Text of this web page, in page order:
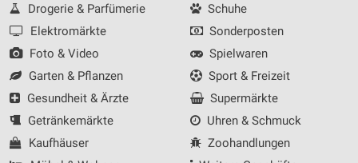
Drogerie & Parfümerie
Elektromärkte
Foto & Video
Garten & Pflanzen
Gesundheit & Ärzte
Getränkemärkte
Kaufhäuser
Schuhe
Sonderposten
Spielwaren
Sport & Freizeit
Supermärkte
Uhren & Schmuck
Zoohandlungen